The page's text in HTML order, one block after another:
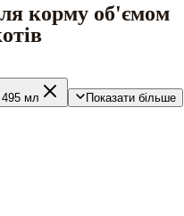
корму об'ємом
495 мл Показати більше